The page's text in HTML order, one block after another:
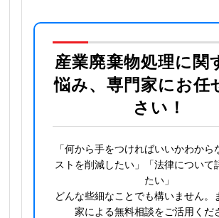
産業廃棄物処理に関
悩み、専門家にお任
さい！
「何から手をつければいいかわから
ストを削減したい」「法律について
たい」
どんな些細なことでも構いません。
家による無料相談をご活用くだ